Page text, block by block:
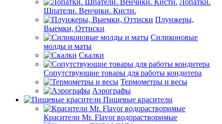
Лопатки.
Шпатели. Венчики. Кисти.
Плунжеры,
Выемки, Оттиски
Силиконовые
молды и маты
Скалки
Сопутствующие товары для работы кондитера
Термометры и весы
Аэрографы
Пищевые красители
Красители Mr. Flavor водорастворимые